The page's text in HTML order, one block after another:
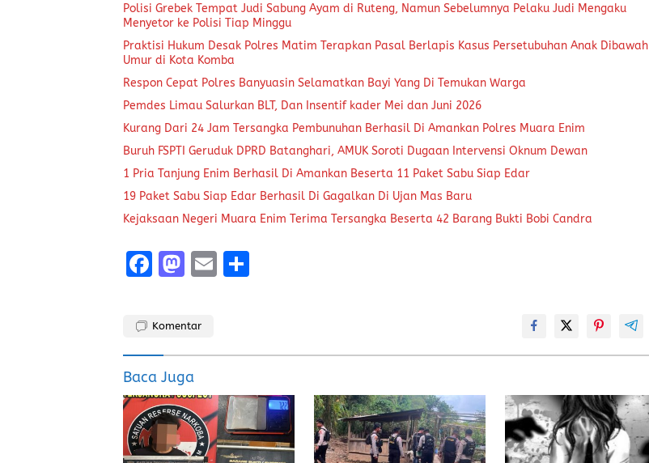
Polisi Grebek Tempat Judi Sabung Ayam di Ruteng, Namun Sebelumnya Pelaku Judi Mengaku
Menyetor ke Polisi Tiap Minggu
Praktisi Hukum Desak Polres Matim Terapkan Pasal Berlapis Kasus Persetubuhan Anak Dibawah
Umur di Kota Komba
Respon Cepat Polres Banyuasin Selamatkan Bayi Yang Di Temukan Warga
Pemdes Limau Salurkan BLT, Dan Insentif kader Mei dan Juni 2026
Kurang Dari 24 Jam Tersangka Pembunuhan Berhasil Di Amankan Polres Muara Enim
Buruh FSPTI Geruduk DPRD Batanghari, AMUK Soroti Dugaan Intervensi Oknum Dewan
1 Pria Tanjung Enim Berhasil Di Amankan Beserta 11 Paket Sabu Siap Edar
19 Paket Sabu Siap Edar Berhasil Di Gagalkan Di Ujan Mas Baru
Kejaksaan Negeri Muara Enim Terima Tersangka Beserta 42 Barang Bukti Bobi Candra
F
ce
o
o
k
M
st
d
o
n
E
Komentar
Baca Juga